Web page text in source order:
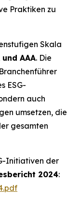
Praktiken zu
Skala
und AAA. Die
ESG-
auch
umsetzen, die
gesamten
Initiativen der
2024: